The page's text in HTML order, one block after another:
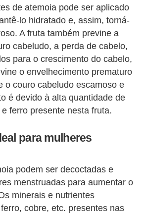
de atemoia pode ser aplicado
lo hidratado e, assim, torná-
A fruta também previne a
cabeludo, a perda de cabelo,
para o crescimento do cabelo,
o envelhecimento prematuro
o couro cabeludo escamoso e
é devido à alta quantidade de
ferro presente nesta fruta.
para mulheres
podem ser decoctadas e
menstruadas para aumentar o
minerais e nutrientes
cobre, etc. presentes nas